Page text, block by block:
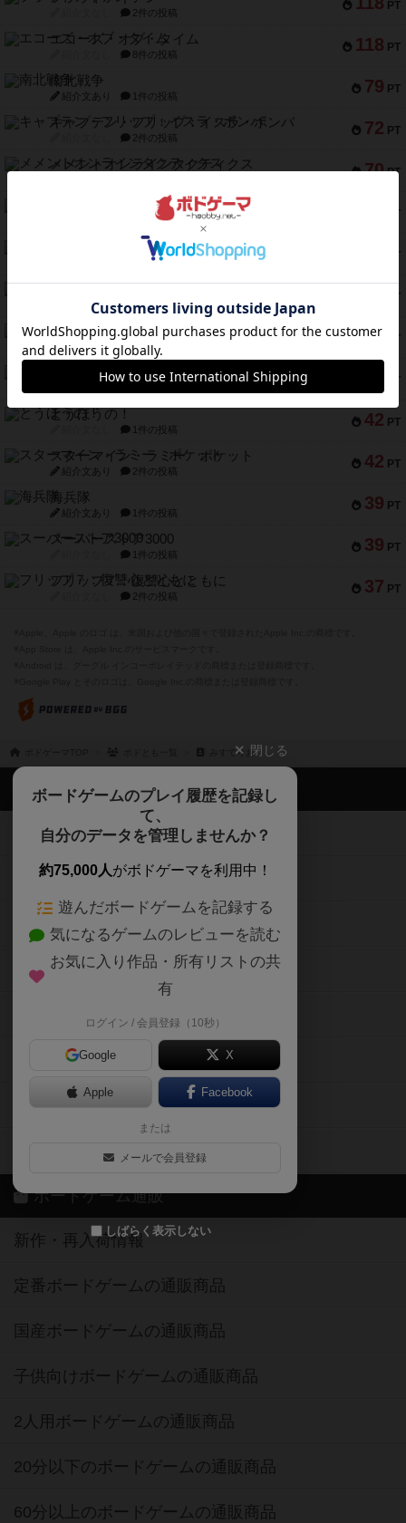
PT
2件の投稿
118 PT
エコーズ・オブ・タイム
8件の投稿
79 PT
南北戦争
紹介文あり 1件の投稿
72 PT
キャプテン・フリップ：イスラ・ボンバ
2件の投稿
70 PT
メメントオンラインタクティクス
PT
1件の投稿
PT
1件の投稿
PT
紹介文あり 1件の投稿
52 PT
ふたつの街の物語
紹介文あり 18件の投稿
PT
クランク! ：冒険者たち（拡張）
42 PT
とうほうの！
1件の投稿
42 PT
スターマイン・ラミー ポケット
紹介文あり 2件の投稿
39 PT
海兵隊
紹介文あり 1件の投稿
39 PT
スーパーストア3000
1件の投稿
37 PT
フリップ７：復讐心とともに
2件の投稿
みすてりお閉じる
ボードゲームのプレイ履歴を記録し
て、
自分のデータを管理しませんか？
約75,000人がボドゲーマを利用中！
遊んだボードゲームを記録する
気になるゲームのレビューを読む
お気に入り作品・所有リストの共
有
ログイン / 会員登録（10秒）
Google X
Apple Facebook
または
メールで会員登録
しばらく表示しない
ボドゲーマTOP
ボードゲームを検索する
ボードゲームの新着レビュー
ボードゲーム会情報
メカニクス特集
掲示板・トピックス
ボドとも・会員一覧
ボードゲーム業界コラム
ボドゲーマご利用案内
ボードゲーム通販
新作・再入荷情報
定番ボードゲームの通販商品
国産ボードゲームの通販商品
子供向けボードゲームの通販商品
2人用ボードゲームの通販商品
20分以下のボードゲームの通販商品
60分以上のボードゲームの通販商品